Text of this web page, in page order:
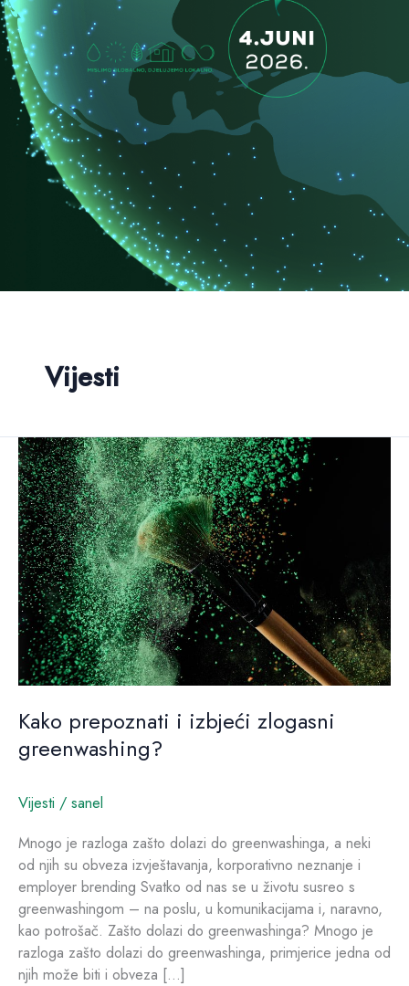
Vijesti
Kako prepoznati i izbjeći zlogasni
greenwashing?
Vijesti / sanel
Mnogo je razloga zašto dolazi do greenwashinga, a neki
od njih su obveza izvještavanja, korporativno neznanje i
employer brending Svatko od nas se u životu susreo s
greenwashingom – na poslu, u komunikacijama i, naravno,
kao potrošač. Zašto dolazi do greenwashinga? Mnogo je
razloga zašto dolazi do greenwashinga, primjerice jedna od
njih može biti i obveza […]
Kako
prepoznati
i
izbjeći
zlogasni
greenwashing?